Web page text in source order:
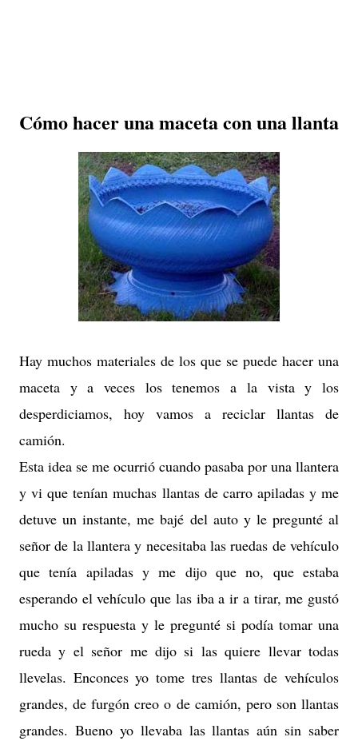
Cómo hacer una maceta con una llanta
Hay muchos materiales de los que se puede hacer una
maceta y a veces los tenemos a la vista y los
desperdiciamos, hoy vamos a reciclar llantas de
camión.
Esta idea se me ocurrió cuando pasaba por una llantera
y vi que tenían muchas llantas de carro apiladas y me
detuve un instante, me bajé del auto y le pregunté al
señor de la llantera y necesitaba las ruedas de vehículo
que tenía apiladas y me dijo que no, que estaba
esperando el vehículo que las iba a ir a tirar, me gustó
mucho su respuesta y le pregunté si podía tomar una
rueda y el señor me dijo si las quiere llevar todas
llevelas. Enconces yo tome tres llantas de vehículos
grandes, de furgón creo o de camión, pero son llantas
grandes. Bueno yo llevaba las llantas aún sin saber